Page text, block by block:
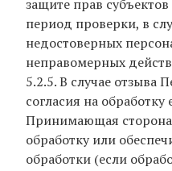
защите прав
период проверки, в
недостоверных
неправомерных
5.2.5. В случае отзыва
согласия на
Принимающая сторона
обработку или
обработки (если